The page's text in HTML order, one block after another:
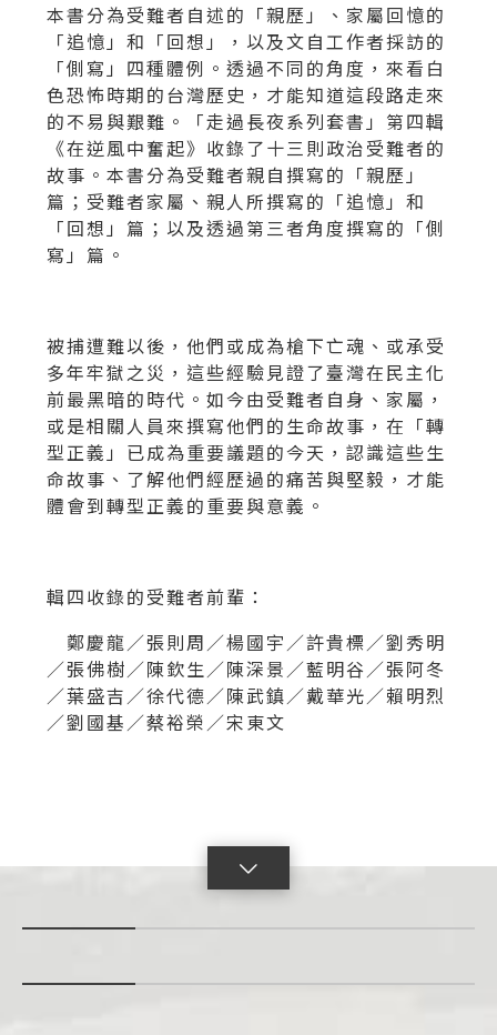
本書分為受難者自述的「親歷」、家屬回憶的
「追憶」和「回想」，以及文自工作者採訪的
「側寫」四種體例。透過不同的角度，來看白
色恐怖時期的台灣歷史，才能知道這段路走來
的不易與艱難。「走過長夜系列套書」第四輯
《在逆風中奮起》收錄了十三則政治受難者的
故事。本書分為受難者親自撰寫的「親歷」
篇；受難者家屬、親人所撰寫的「追憶」和
「回想」篇；以及透過第三者角度撰寫的「側
寫」篇。
被捕遭難以後，他們或成為槍下亡魂、或承受
多年牢獄之災，這些經驗見證了臺灣在民主化
前最黑暗的時代。如今由受難者自身、家屬，
或是相關人員來撰寫他們的生命故事，在「轉
型正義」已成為重要議題的今天，認識這些生
命故事、了解他們經歷過的痛苦與堅毅，才能
體會到轉型正義的重要與意義。
輯四收錄的受難者前輩：
鄭慶龍／張則周／楊國宇／許貴標／劉秀明
／張佛樹／陳欽生／陳深景／藍明谷／張阿冬
／葉盛吉／徐代德／陳武鎮／戴華光／賴明烈
／劉國基／蔡裕榮／宋東文